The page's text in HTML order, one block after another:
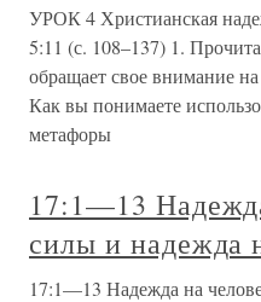
УРОК 4 Христианская
5:11 (с. 108–137) 1.
обращает свое внимание
Как вы понимаете
метафоры
17:1—13
силы и надежда
17:1—13 Надежда на